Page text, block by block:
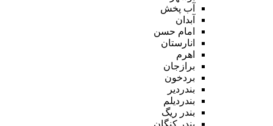
آب پخش
آبدان
امام حسن
انارستان
اهرم
برازجان
بردخون
بندردیر
بندردیلم
بندر ریگ
بندر کنگان